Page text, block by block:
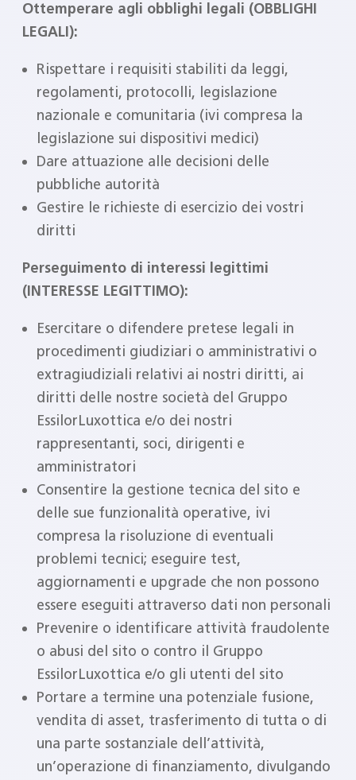
Ottemperare agli obblighi legali (OBBLIGHI
LEGALI):
Rispettare i requisiti stabiliti da leggi,
regolamenti, protocolli, legislazione
nazionale e comunitaria (ivi compresa la
legislazione sui dispositivi medici)
Dare attuazione alle decisioni delle
pubbliche autorità
Gestire le richieste di esercizio dei vostri
diritti
Perseguimento di interessi legittimi
(INTERESSE LEGITTIMO):
Esercitare o difendere pretese legali in
procedimenti giudiziari o amministrativi o
extragiudiziali relativi ai nostri diritti, ai
diritti delle nostre società del Gruppo
EssilorLuxottica e/o dei nostri
rappresentanti, soci, dirigenti e
amministratori
Consentire la gestione tecnica del sito e
delle sue funzionalità operative, ivi
compresa la risoluzione di eventuali
problemi tecnici; eseguire test,
aggiornamenti e upgrade che non possono
essere eseguiti attraverso dati non personali
Prevenire o identificare attività fraudolente
o abusi del sito o contro il Gruppo
EssilorLuxottica e/o gli utenti del sito
Portare a termine una potenziale fusione,
vendita di asset, trasferimento di tutta o di
una parte sostanziale dell’attività,
un’operazione di finanziamento, divulgando